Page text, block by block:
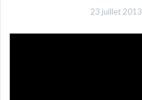
23 juillet 2013